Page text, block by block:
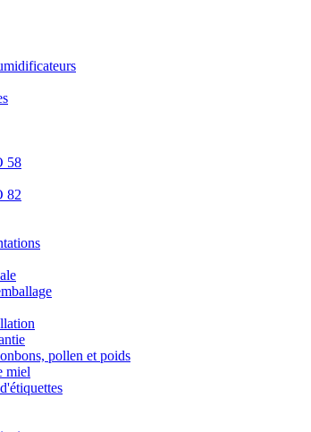
58
82
pollen et poids
miel